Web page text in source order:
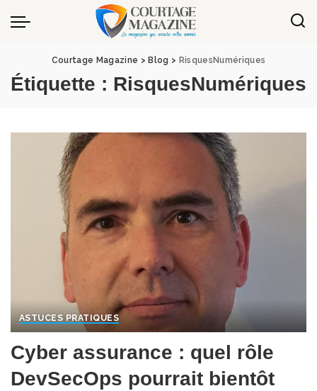
Panneau de gestion des cookies
Courtage Magazine > Blog > RisquesNumériques
Étiquette : RisquesNumériques
ASTUCES PRATIQUES
Cyber assurance : quel rôle
DevSecOps pourrait bientôt